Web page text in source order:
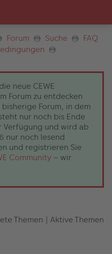
Forum Suche
FAQ
neue CEWE
Forum zu entdecken
Forum, in dem
nur noch bis Ende
Verfügung und wird ab
nur noch lesend
und registrieren Sie
Community – wir
Themen | Aktive Themen